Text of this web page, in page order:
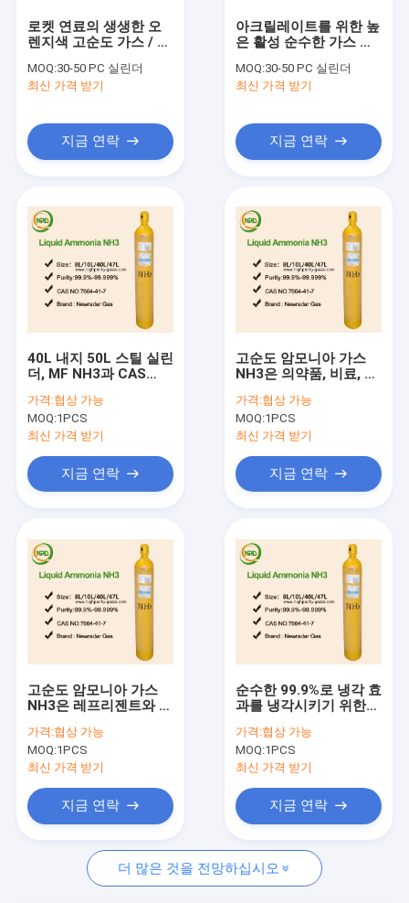
제품 소개
회사 소개
공장 투어
견적 요청
희유 가스
로켓 연료의 생생한 오
렌지색 고순도 가스 / 아
질산염 작용제
MOQ:30-50 PC 실린더
최신 가격 받기
지금 연락
아크릴레이트를 위한 높
은 활성 순수한 가스 상
MOQ:30-50 PC 실린더
최신 가격 받기
지금 연락
40L 내지 50L 스틸 실린
더, MF NH3과 CAS
특정 가스
가격:협상 가능
MOQ:1PCS
최신 가격 받기
지금 연락
고순도 암모니아 가스
NH3은 의약품, 비료, 경
가격:협상 가능
MOQ:1PCS
최신 가격 받기
지금 연락
고순도 암모니아 가스
NH3은 레프리젠트와 비
가격:협상 가능
MOQ:1PCS
최신 가격 받기
지금 연락
순수한 99.9%로 냉각 효
과를 냉각시키기 위한
가스
가격:협상 가능
MOQ:1PCS
최신 가격 받기
지금 연락
더 많은 것을 전망하십시오